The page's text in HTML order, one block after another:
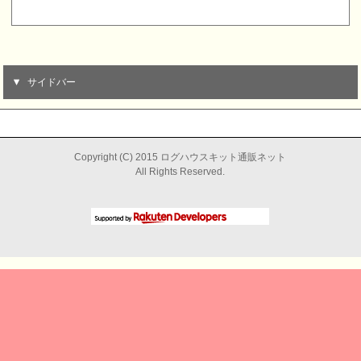
サイドバー
Copyright (C) 2015 ログハウスキット通販ネット
All Rights Reserved.